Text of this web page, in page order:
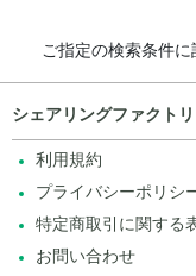
ご指定の検索条件に
シェアリングファクト
利用規約
プライバシーポリシ
特定商取引に関する
お問い合わせ